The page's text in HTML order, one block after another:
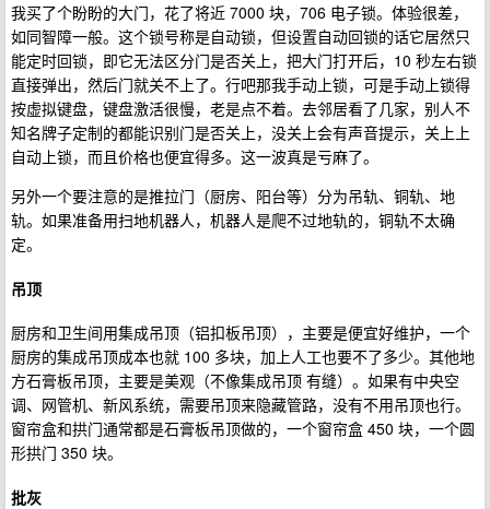
我买了个盼盼的大门，花了将近 7000 块，706 电子锁。体验很差，
如同智障一般。这个锁号称是自动锁，但设置自动回锁的话它居然只
能定时回锁，即它无法区分门是否关上，把大门打开后，10 秒左右锁
直接弹出，然后门就关不上了。行吧那我手动上锁，可是手动上锁得
按虚拟键盘，键盘激活很慢，老是点不着。去邻居看了几家，别人不
知名牌子定制的都能识别门是否关上，没关上会有声音提示，关上上
自动上锁，而且价格也便宜得多。这一波真是亏麻了。
另外一个要注意的是推拉门（厨房、阳台等）分为吊轨、铜轨、地
轨。如果准备用扫地机器人，机器人是爬不过地轨的，铜轨不太确
定。
吊顶
厨房和卫生间用集成吊顶（铝扣板吊顶），主要是便宜好维护，一个
厨房的集成吊顶成本也就 100 多块，加上人工也要不了多少。其他地
方石膏板吊顶，主要是美观（不像集成吊顶 有缝）。如果有中央空
调、网管机、新风系统，需要吊顶来隐藏管路，没有不用吊顶也行。
窗帘盒和拱门通常都是石膏板吊顶做的，一个窗帘盒 450 块，一个圆
形拱门 350 块。
批灰